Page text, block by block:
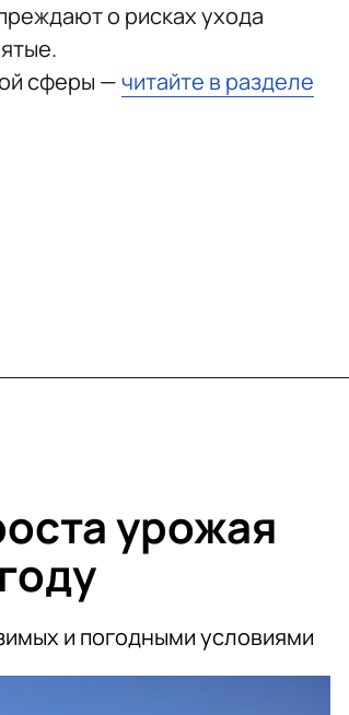
о рисках ухода
сферы —читайте в разделе
урожая
и погодными условиями